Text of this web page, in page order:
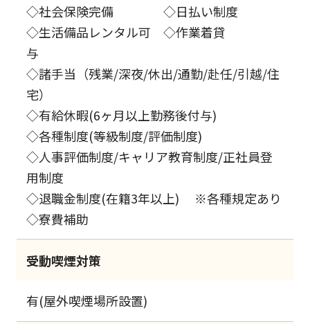
◇社会保険完備 ◇日払い制度
◇生活備品レンタル可 ◇作業着貸
与
◇諸手当（残業/深夜/休出/通勤/赴任/引越/住
宅）
◇有給休暇(6ヶ月以上勤務後付与)
◇各種制度(等級制度/評価制度)
◇人事評価制度/キャリア教育制度/正社員登
用制度
◇退職金制度(在籍3年以上) ※各種規定あり
◇寮費補助
受動喫煙対策
有(屋外喫煙場所設置)